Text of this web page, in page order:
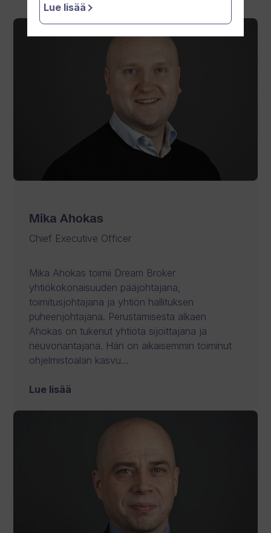
Mika Ahokas
Chief Executive Officer
Mika Ahokas toimii Dream Broker
yhtiökokonaisuuden pääjohtajana,
toimitusjohtajana ja yhtiön hallituksen
puheenjohtajana. Perustamisesta alkaen
Ahokas on tukenut yhtiötä sijoittajana ja
neuvonantajana. Hän on aikaisemmin toiminut
ohjelmistoalan kasvu...
Lue lisää
Lue lisää